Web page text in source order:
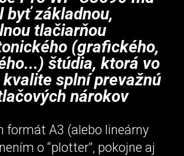
byť základnou,
tlačiarňou
(grafického,
štúdia, ktorá vo
splní prevažnú
nárokov
formát A3 (alebo lineárny
o “plotter”, pokojne aj